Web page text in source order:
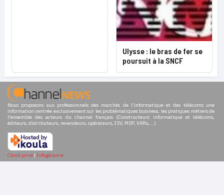
Ulysse : le bras de fer se
poursuit à la SNCF
Nous proposons aux professionnels des marchés de l'informatique et des télécoms une
information centrée exclusivement sur les problématiques business, les pratiques métiers de
l'ensemble des acteurs du channel français (Constructeurs informatique et télécoms,
éditeurs, distributeurs, revendeurs, opérateurs, ISV, MSP, VARs,...)
Cloud privé | Infogérance